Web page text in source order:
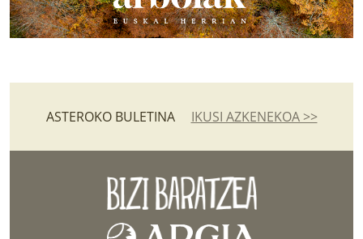
ASTEROKO BULETINA IKUSI AZKENEKOA >>